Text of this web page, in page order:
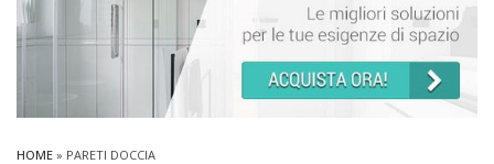
HOME » PARETI DOCCIA